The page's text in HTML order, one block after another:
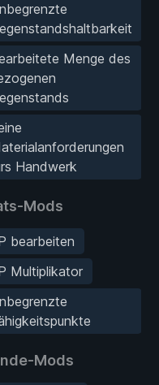
Menge des
Handwerk
Mods
bearbeiten
Multiplikator
Mods